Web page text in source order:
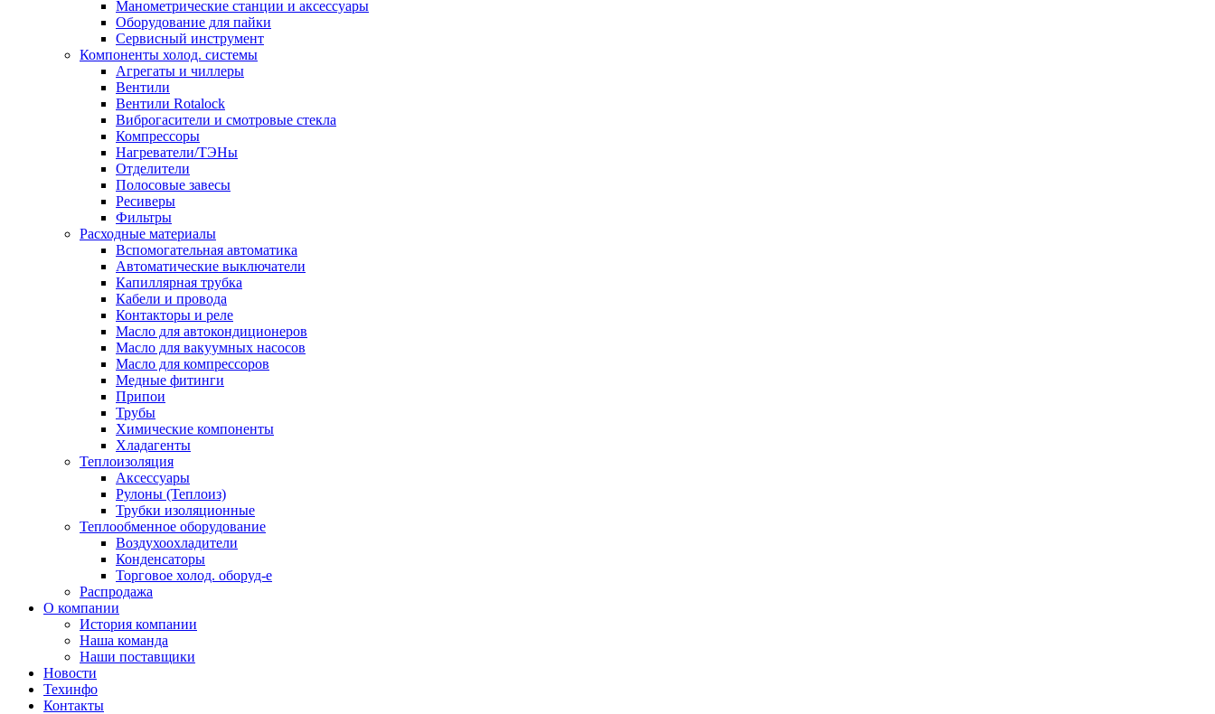
Манометрические станции и аксессуары
Оборудование для пайки
Сервисный инструмент
Компоненты холод. системы
Агрегаты и чиллеры
Вентили
Вентили Rotalock
Виброгасители и смотровые стекла
Компрессоры
Нагреватели/ТЭНы
Отделители
Полосовые завесы
Ресиверы
Фильтры
Расходные материалы
Вспомогательная автоматика
Автоматические выключатели
Капиллярная трубка
Кабели и провода
Контакторы и реле
Масло для автокондиционеров
Масло для вакуумных насосов
Масло для компрессоров
Медные фитинги
Припои
Трубы
Химические компоненты
Хладагенты
Теплоизоляция
Аксессуары
Рулоны (Теплоиз)
Трубки изоляционные
Теплообменное оборудование
Воздухоохладители
Конденсаторы
Торговое холод. оборуд-е
Распродажа
О компании
История компании
Наша команда
Наши поставщики
Новости
Техинфо
Контакты